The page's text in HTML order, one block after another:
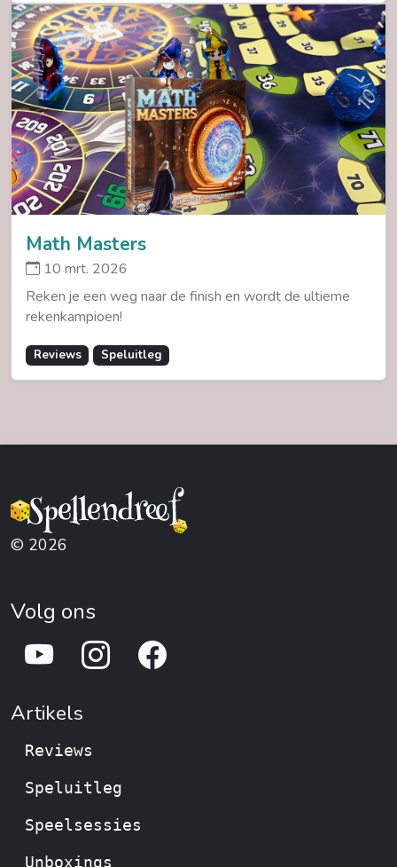
Math Masters
10 mrt. 2026
Reken je een weg naar de finish en wordt de ultieme
rekenkampioen!
Reviews Speluitleg
© 2026
Volg ons
Artikels
Reviews
Speluitleg
Speelsessies
Unboxings